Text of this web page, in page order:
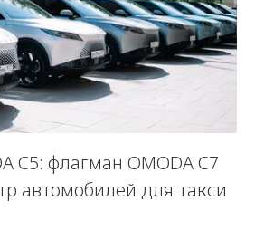
C5: флагман OMODA C7
автомобилей для такси